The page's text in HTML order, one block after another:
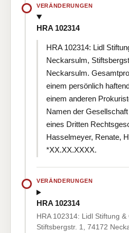
VERÄNDERUNGEN
HRA 102314
HRA 102314: Lidl
Neckarsulm,
Neckarsulm.
einem persönlich
einem anderen
Namen der
eines Dritten
Hasselmeyer, Renate,
*XX.XX.XXXX.
VERÄNDERUNGEN
HRA 102314
HRA 102314: Lidl Stiftung &
Stiftsbergstr. 1, 74172